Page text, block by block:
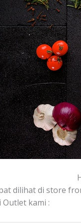
dilihat di store
kami :